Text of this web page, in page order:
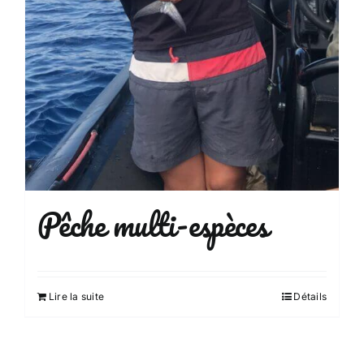
Pêche multi-espèces
Lire la suite Détails